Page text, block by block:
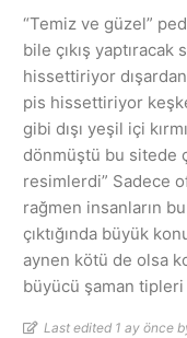
“Temiz ve güzel”
bile çıkış
hissettiriyor
pis hissettiriyor
gibi dışı yeşil içi
dönmüştü bu sitede
resimlerdi” Sadece
rağmen insanların
çıktığında büyük
aynen kötü de olsa
büyücü şaman
Last edited 1 ay önce